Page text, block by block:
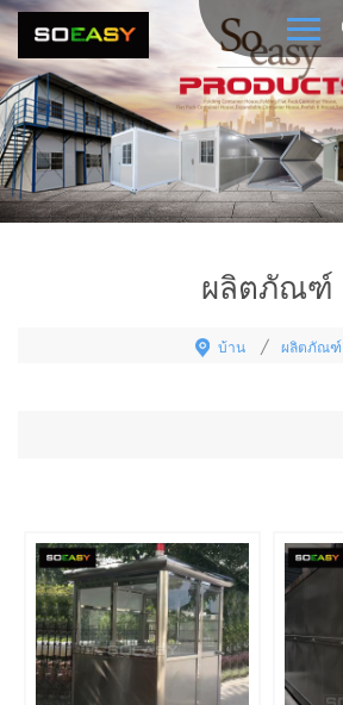
ผลิตภัณฑ์
บ้าน / ผลิตภัณฑ์